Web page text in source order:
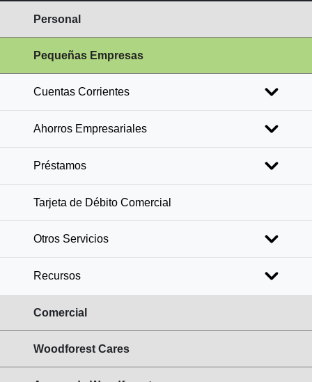
Personal
Pequeñas Empresas
Cuentas Corrientes
Ahorros Empresariales
Préstamos
Tarjeta de Débito Comercial
Otros Servicios
Recursos
Comercial
Woodforest Cares